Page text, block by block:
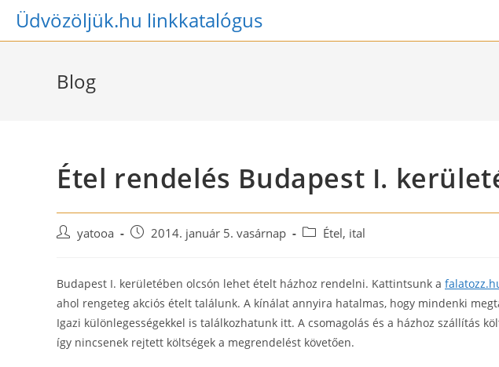
SkipÜdvözöljük.hu linkkatalógus
Blog
Étel rendelés Budapest I.
Postyatooa
Post 2014. január 5. vasárnap
Post Étel, ital
Budapest I. kerületében olcsón lehet ételt házhoz rendelni. Kattintsunk a
ahol rengeteg akciós ételt találunk. A kínálat annyira hatalmas, hogy mindenki
Igazi különlegességekkel is találkozhatunk itt. A csomagolás és a házhoz szállítás
így nincsenek rejtett költségek a megrendelést követően.